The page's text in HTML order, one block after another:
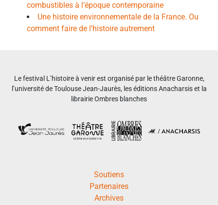
combustibles à l’époque contemporaine
Une histoire environnementale de la France. Ou
comment faire de l’histoire autrement
Le festival L’histoire à venir est organisé par le théâtre Garonne,
l’université de Toulouse Jean-Jaurès, les éditions Anacharsis et la
librairie Ombres blanches
Soutiens
Partenaires
Archives